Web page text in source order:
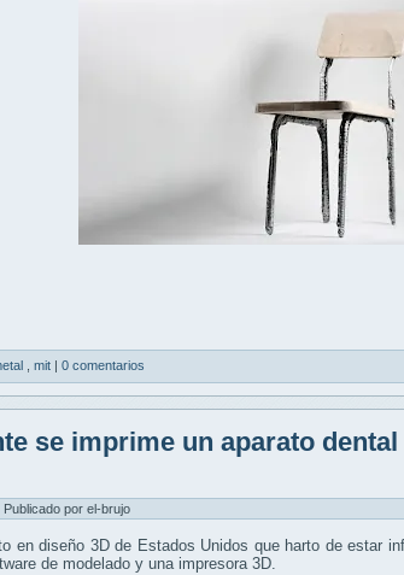
mit | 0 comentarios
se imprime un aparato
por el-brujo
en diseño 3D de Estados Unidos que harto de estar
de modelado y una impresora 3D.